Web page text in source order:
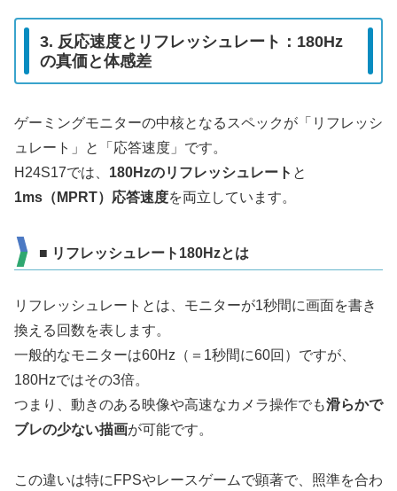
3. 反応速度とリフレッシュレート：180Hz
の真価と体感差
ゲーミングモニターの中核となるスペックが「リフレッシ
ュレート」と「応答速度」です。
H24S17では、 180Hzのリフレッシュレート と
1ms（MPRT）応答速度を両立しています。
■ リフレッシュレート180Hzとは
リフレッシュレートとは、モニターが1秒間に画面を書き
換える回数を表します。
一般的なモニターは60Hz（＝1秒間に60回）ですが、
180Hzではその3倍。
つまり、動きのある映像や高速なカメラ操作でも滑らかで
ブレの少ない描画が可能です。
この違いは特にFPSやレースゲームで顕著で、照準を合わ